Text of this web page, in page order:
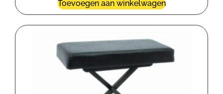
Toevoegen aan winkelwagen